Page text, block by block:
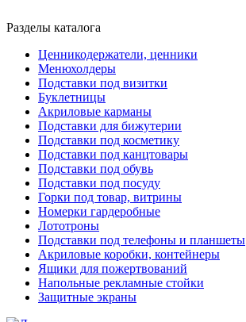
Разделы каталога
Ценникодержатели, ценники
Менюхолдеры
Подставки под визитки
Буклетницы
Акриловые карманы
Подставки для бижутерии
Подставки под косметику
Подставки под канцтовары
Подставки под обувь
Подставки под посуду
Горки под товар, витрины
Номерки гардеробные
Лототроны
Подставки под телефоны и планшеты
Акриловые коробки, контейнеры
Ящики для пожертвований
Напольные рекламные стойки
Защитные экраны